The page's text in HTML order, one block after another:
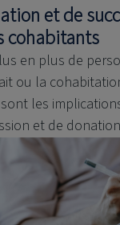
et de
cohabitants
en plus de
ou la
les
et de